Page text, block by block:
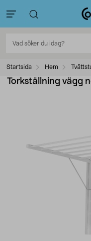
Startsida Hem
Torkställning vägg